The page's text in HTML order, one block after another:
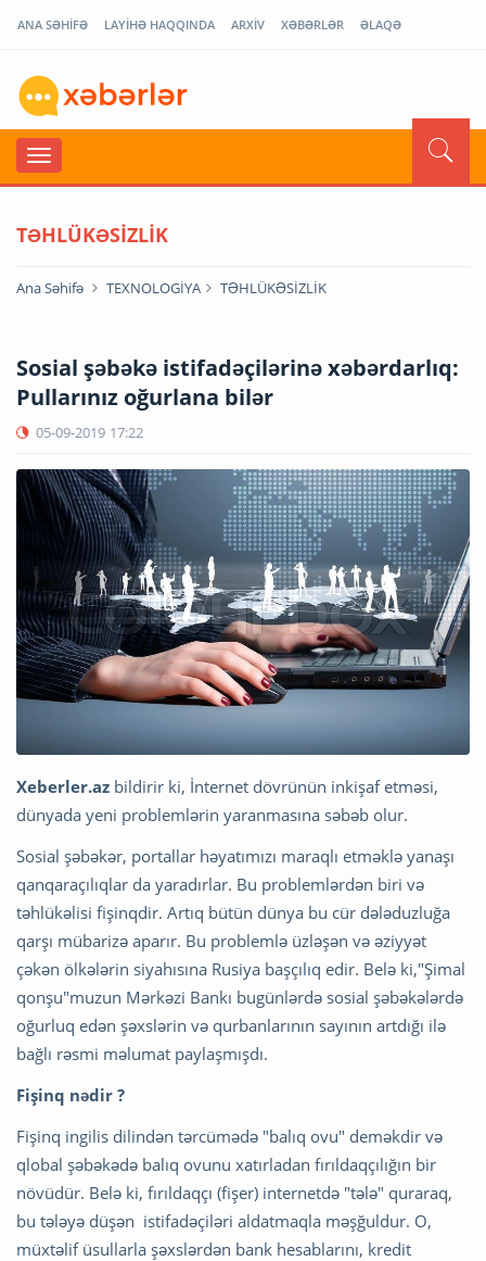
ANA SƏHİFƏ LAYİHƏ HAQQINDA ARXİV XƏBƏRLƏR ƏLAQƏ
TƏHLÜKƏSİZLİK
Ana Səhifə TEXNOLOGİYA TƏHLÜKƏSİZLİK
Sosial şəbəkə istifadəçilərinə xəbərdarlıq:
Pullarınız oğurlana bilər
05-09-2019 17:22
Xeberler.az bildirir ki, İnternet dövrünün inkişaf etməsi,
dünyada yeni problemlərin yaranmasına səbəb olur.
Sosial şəbəkər, portallar həyatımızı maraqlı etməklə yanaşı
qanqaraçılıqlar da yaradırlar. Bu problemlərdən biri və
təhlükəlisi fişinqdir. Artıq bütün dünya bu cür dələduzluğa
qarşı mübarizə aparır. Bu problemlə üzləşən və əziyyət
çəkən ölkələrin siyahısına Rusiya başçılıq edir. Belə ki,"Şimal
qonşu"muzun Mərkəzi Bankı bugünlərdə sosial şəbəkələrdə
oğurluq edən şəxslərin və qurbanlarının sayının artdığı ilə
bağlı rəsmi məlumat paylaşmışdı.
Fişinq nədir ?
Fişinq ingilis dilindən tərcümədə "balıq ovu" deməkdir və
qlobal şəbəkədə balıq ovunu xatırladan fırıldaqçılığın bir
növüdür. Belə ki, fırıldaqçı (fişer) internetdə "tələ" quraraq,
bu tələyə düşən istifadəçiləri aldatmaqla məşğuldur. O,
müxtəlif üsullarla şəxslərdən bank hesablarını, kredit